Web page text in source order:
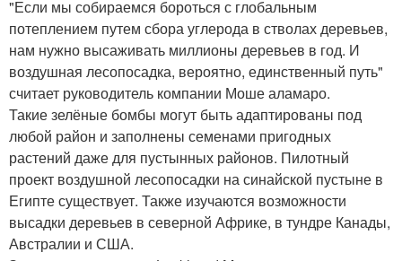
"Если мы собираемся бороться с глобальным
потеплением путем сбора углерода в стволах деревьев,
нам нужно высаживать миллионы деревьев в год. И
воздушная лесопосадка, вероятно, единственный путь"
считает руководитель компании Моше аламаро.
Такие зелёные бомбы могут быть адаптированы под
любой район и заполнены семенами пригодных
растений даже для пустынных районов. Пилотный
проект воздушной лесопосадки на синайской пустыне в
Египте существует. Также изучаются возможности
высадки деревьев в северной Африке, в тундре Канады,
Австралии и США.